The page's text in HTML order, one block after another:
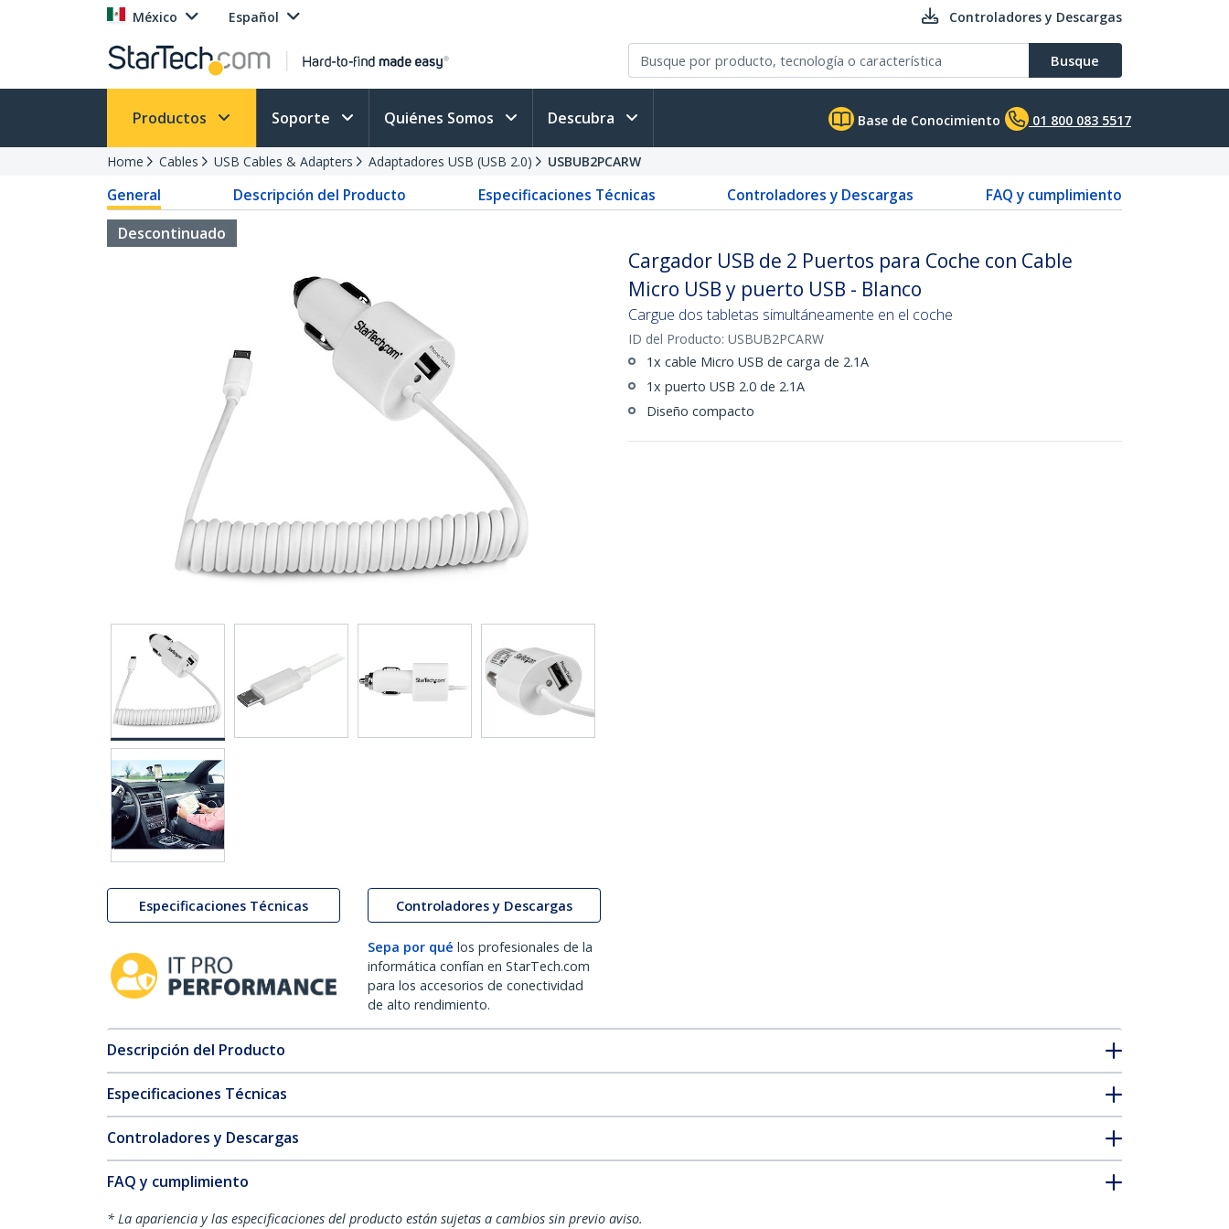
México Español Controladores y Descargas
Busque
Productos Soporte Quiénes Somos Descubra Base de Conocimiento 01 800 083 5517
Home Cables USB Cables & Adapters Adaptadores USB (USB 2.0) USBUB2PCARW
General Descripción del Producto Especificaciones Técnicas Controladores y Descargas
FAQ y cumplimiento
Descontinuado
Especificaciones Técnicas Controladores y Descargas
Sepa por qué los profesionales de la
informática confían en StarTech.com
para los accesorios de conectividad
de alto rendimiento.
Cargador USB de 2 Puertos para Coche con Cable
Micro USB y puerto USB - Blanco
Cargue dos tabletas simultáneamente en el coche
ID del Producto: USBUB2PCARW
1x cable Micro USB de carga de 2.1A
1x puerto USB 2.0 de 2.1A
Diseño compacto
Descripción del Producto
Especificaciones Técnicas
Controladores y Descargas
FAQ y cumplimiento
* La apariencia y las especificaciones del producto están sujetas a cambios sin previo aviso.